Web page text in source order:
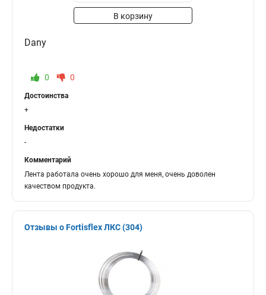
В корзину
Dany
0 0
Достоинства
+
Недостатки
-
Комментарий
Лента работала очень хорошо для меня, очень доволен
качеством продукта.
Отзывы о Fortisflex ЛКС (304)